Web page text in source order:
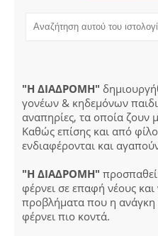
"Η ΔΙΑΔΡΟΜΗ"
γονέων & κηδεμόνων
αναπηρίες, τα οποία ζουν
Καθώς επίσης και από
ενδιαφέρονται και
"Η ΔΙΑΔΡΟΜΗ" προσπαθεί
φέρνει σε επαφή νέους και
προβλήματα που η ανάγκη
φέρνει πιο κοντά.